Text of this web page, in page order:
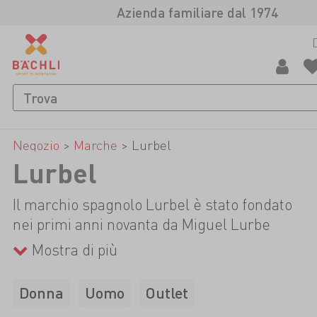
Azienda familiare dal 1974
Negozio > Marche > Lurbel
Lurbel
Il marchio spagnolo Lurbel è stato fondato
nei primi anni novanta da Miguel Lurbe
Sanz e dai suoi due figli Miguel e Rafael, e
ben presto si è fatto un nome nel settore
delle calzetteria. A causa della concorrenza
di grandi importatori di prodotti tessili, ma
Mostra di più
Donna Uomo Outlet